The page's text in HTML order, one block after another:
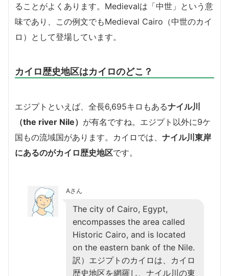
ることがよくあります。Medievalは「中世」という意
味であり、この例文でもMedieval Cairo（中世のカイ
ロ）として登場しています。
カイロ歴史地区はカイロのどこ？
エジプトといえば、全長6,695キロもあるナイル川
（the river Nile） が有名ですね。エジプト以外に9ケ
国もの流域国があります。カイロでは、 ナイル川東岸
にあるのがカイロ歴史地区です。
Aさん
The city of Cairo, Egypt,
encompasses the area called
Historic Cairo, and is located
on the eastern bank of the Nile.
訳）エジプトのカイロは、カイロ
歴史地区を網羅し、ナイル川の東